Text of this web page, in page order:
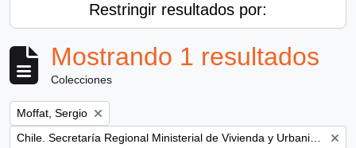
Restringir resultados por:
Mostrando 1 resultados
Colecciones
Remove filter:
Moffat, Sergio
Remove filter: